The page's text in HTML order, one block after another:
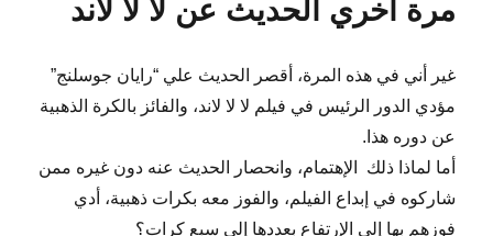
مرة أخري الحديث عن لا لا لاند
غير أني في هذه المرة، أقصر الحديث علي “رايان جوسلنج”
مؤدي الدور الرئيس في فيلم لا لا لاند، والفائز بالكرة الذهبية
عن دوره هذا.
أما لماذا ذلك الإهتمام، وانحصار الحديث عنه دون غيره ممن
شاركوه في إبداع الفيلم، والفوز معه بكرات ذهبية، أدي
فوزهم بها إلي الإرتفاع بعددها إلي سبع كرات؟